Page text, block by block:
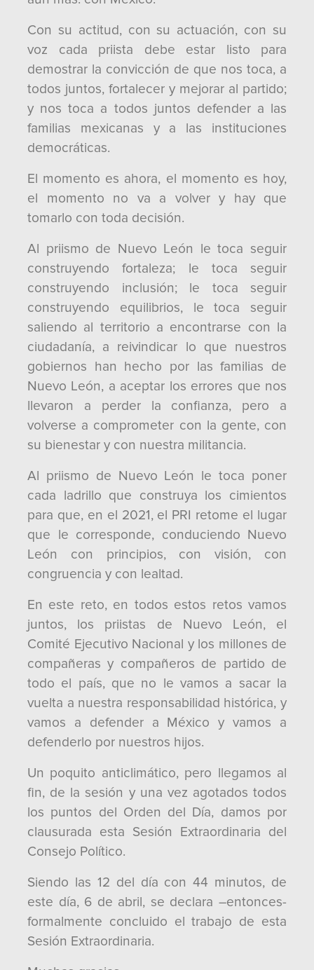
Con su actitud, con su actuación, con su
voz cada priista debe estar listo para
demostrar la convicción de que nos toca, a
todos juntos, fortalecer y mejorar al partido;
y nos toca a todos juntos defender a las
familias mexicanas y a las instituciones
democráticas.
El momento es ahora, el momento es hoy,
el momento no va a volver y hay que
tomarlo con toda decisión.
Al priismo de Nuevo León le toca seguir
construyendo fortaleza; le toca seguir
construyendo inclusión; le toca seguir
construyendo equilibrios, le toca seguir
saliendo al territorio a encontrarse con la
ciudadanía, a reivindicar lo que nuestros
gobiernos han hecho por las familias de
Nuevo León, a aceptar los errores que nos
llevaron a perder la confianza, pero a
volverse a comprometer con la gente, con
su bienestar y con nuestra militancia.
Al priismo de Nuevo León le toca poner
cada ladrillo que construya los cimientos
para que, en el 2021, el PRI retome el lugar
que le corresponde, conduciendo Nuevo
León con principios, con visión, con
congruencia y con lealtad.
En este reto, en todos estos retos vamos
juntos, los priistas de Nuevo León, el
Comité Ejecutivo Nacional y los millones de
compañeras y compañeros de partido de
todo el país, que no le vamos a sacar la
vuelta a nuestra responsabilidad histórica, y
vamos a defender a México y vamos a
defenderlo por nuestros hijos.
Un poquito anticlimático, pero llegamos al
fin, de la sesión y una vez agotados todos
los puntos del Orden del Día, damos por
clausurada esta Sesión Extraordinaria del
Consejo Político.
Siendo las 12 del día con 44 minutos, de
este día, 6 de abril, se declara –entonces-
formalmente concluido el trabajo de esta
Sesión Extraordinaria.